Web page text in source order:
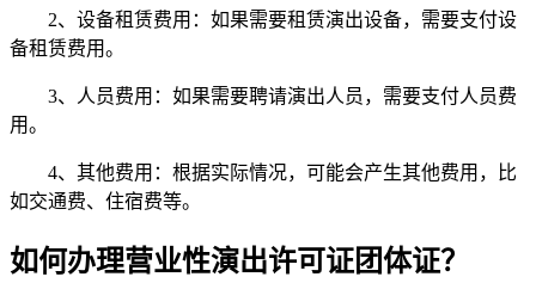
2、设备租赁费用：如果需要租赁演出设备，需要支付设
备租赁费用。
3、人员费用：如果需要聘请演出人员，需要支付人员费
用。
4、其他费用：根据实际情况，可能会产生其他费用，比
如交通费、住宿费等。
如何办理营业性演出许可证团体证？